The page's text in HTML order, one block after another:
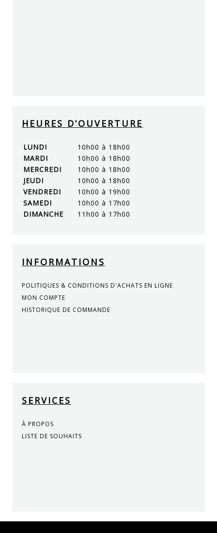
HEURES D’OUVERTURE
LUNDI
10h00 à 18h00
MARDI
10h00 à 18h00
MERCREDI
10h00 à 18h00
JEUDI
10h00 à 18h00
VENDREDI
10h00 à 19h00
SAMEDI
10h00 à 17h00
DIMANCHE
11h00 à 17h00
INFORMATIONS
POLITIQUES & CONDITIONS D'ACHATS EN LIGNE
MON COMPTE
HISTORIQUE DE COMMANDE
SERVICES
À PROPOS
LISTE DE SOUHAITS